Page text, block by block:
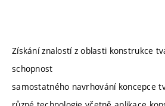
Získání znalostí z oblasti konstrukce
schopnost
samostatného navrhování koncepce